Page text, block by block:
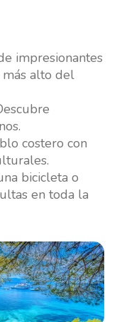
impresionantes
más alto del
costero con
bicicleta o
en toda la